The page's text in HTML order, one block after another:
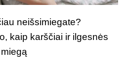
neišsimiegate?
kaip karščiai ir ilgesnės